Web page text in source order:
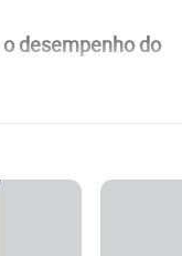
desempenho do
Silway 246D é
no adjuvante